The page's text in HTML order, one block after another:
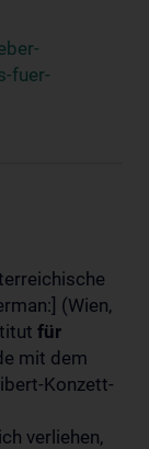
fuer-
(Wien,
für
mit dem
Konzett-
verliehen,